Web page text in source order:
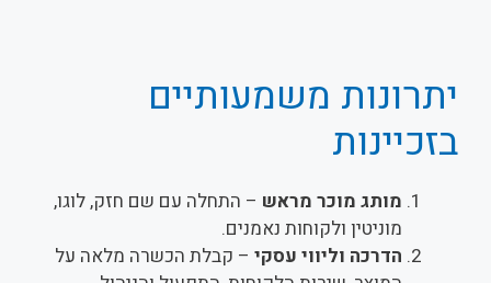
יתרונות משמעותיים
בזכיינות
מותג מוכר מראש – התחלה עם שם חזק, לוגו,
מוניטין ולקוחות נאמנים.
הדרכה וליווי עסקי – קבלת הכשרה מלאה על